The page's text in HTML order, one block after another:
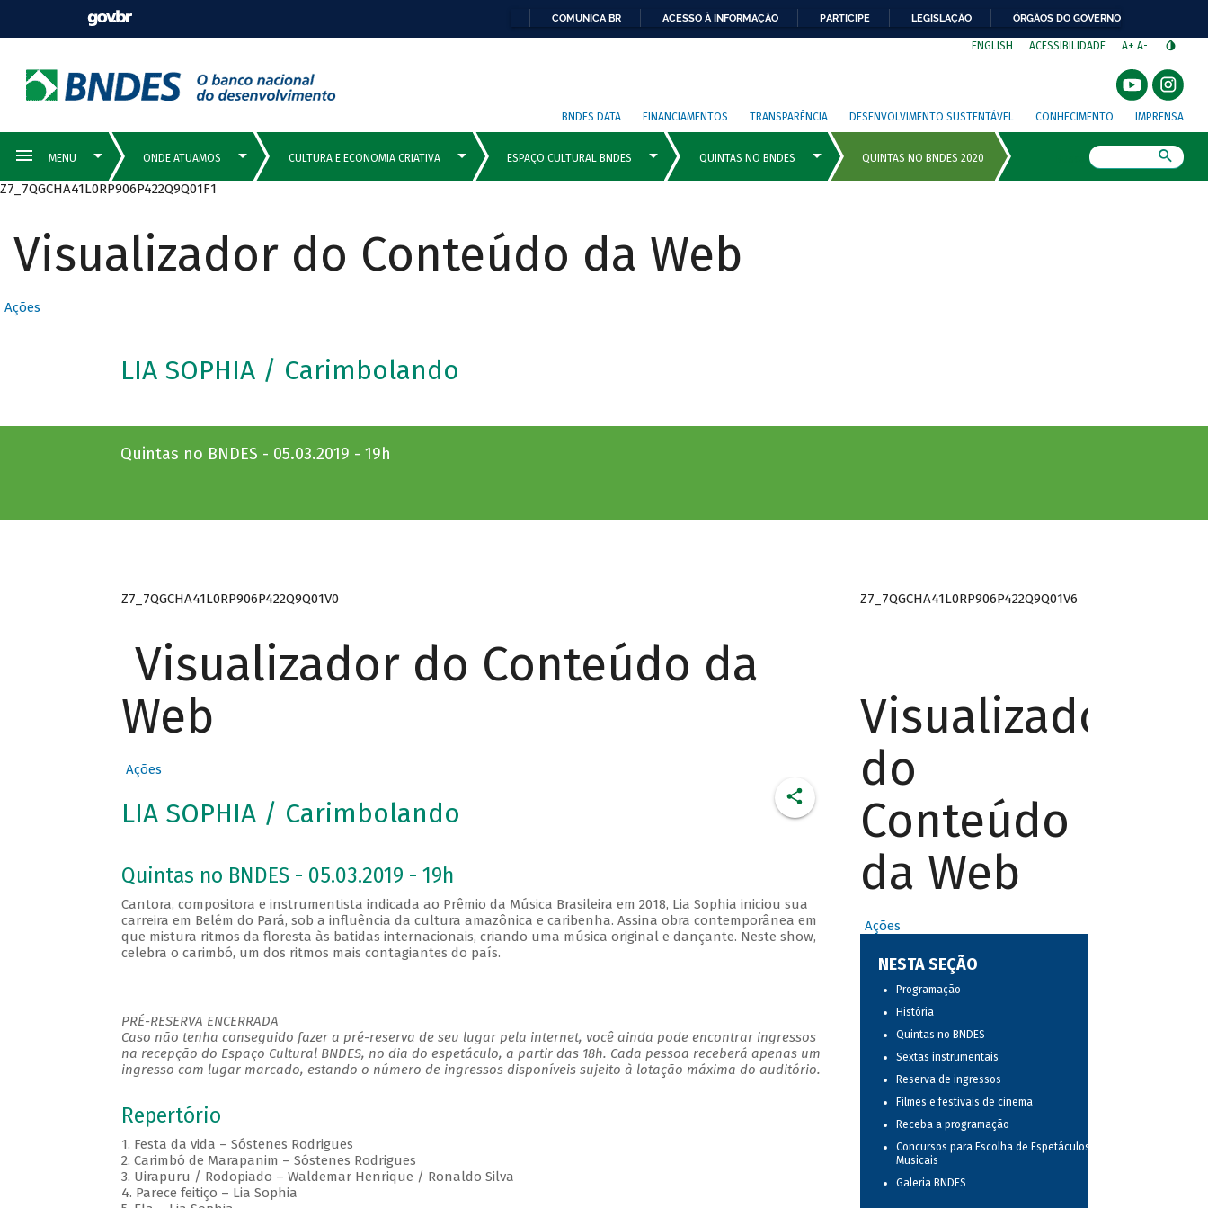
COMUNICA BR ACESSO À INFORMAÇÃO PARTICIPE LEGISLAÇÃO ÓRGÃOS DO GOVERNO
ENGLISH ACESSIBILIDADE A+ A-
BNDES DATA FINANCIAMENTOS TRANSPARÊNCIA DESENVOLVIMENTO SUSTENTÁVEL CONHECIMENTO IMPRENSA
Z7_7QGCHA41L0RP906P422Q9Q01F1
Visualizador do Conteúdo da Web
Ações
LIA SOPHIA / Carimbolando
Quintas no BNDES - 05.03.2019 - 19h
Z7_7QGCHA41L0RP906P422Q9Q01V0
Visualizador do Conteúdo da
Web
Ações
LIA SOPHIA / Carimbolando
Quintas no BNDES - 05.03.2019 - 19h
Cantora, compositora e instrumentista indicada ao Prêmio da Música Brasileira em 2018, Lia Sophia iniciou sua
carreira em Belém do Pará, sob a influência da cultura amazônica e caribenha. Assina obra contemporânea em
que mistura ritmos da floresta às batidas internacionais, criando uma música original e dançante. Neste show,
celebra o carimbó, um dos ritmos mais contagiantes do país.
PRÉ-RESERVA ENCERRADA
Caso não tenha conseguido fazer a pré-reserva de seu lugar pela internet, você ainda pode encontrar ingressos
na recepção do Espaço Cultural BNDES, no dia do espetáculo, a partir das 18h. Cada pessoa receberá apenas um
ingresso com lugar marcado, estando o número de ingressos disponíveis sujeito à lotação máxima do auditório.
Repertório
1. Festa da vida – Sóstenes Rodrigues
2. Carimbó de Marapanim – Sóstenes Rodrigues
3. Uirapuru / Rodopiado – Waldemar Henrique / Ronaldo Silva
4. Parece feitiço – Lia Sophia
Z7_7QGCHA41L0RP906P422Q9Q01V6
Visualizador
do
Conteúdo
da Web
Ações
NESTA SEÇÃO
Programação
História
Quintas no BNDES
Sextas instrumentais
Reserva de ingressos
Filmes e festivais de cinema
Receba a programação
Concursos para Escolha de Espetáculos
Musicais
Galeria BNDES